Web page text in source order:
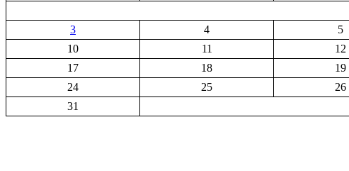
3
4 5
10
11 12
17
18 19
24
25 26
31